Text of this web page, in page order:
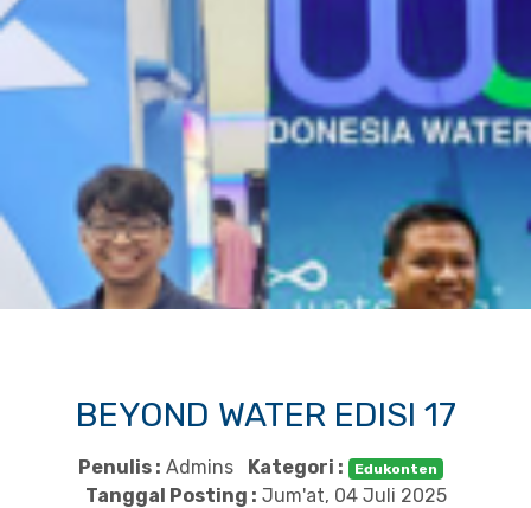
BEYOND WATER EDISI 17
Penulis : Admins Kategori : Edukonten
Tanggal Posting : Jum'at, 04 Juli 2025